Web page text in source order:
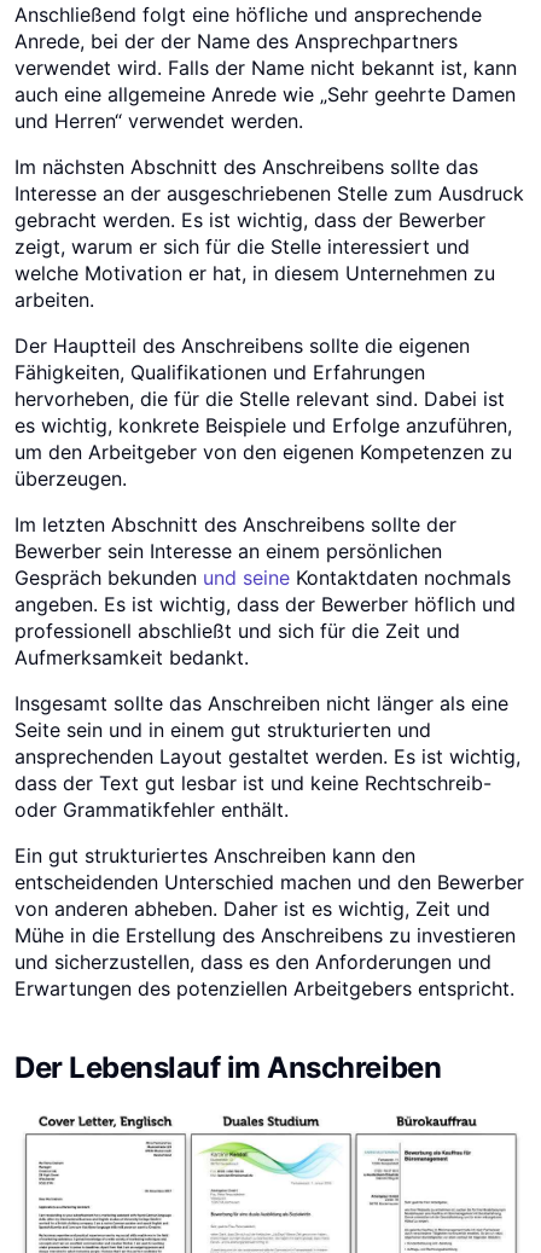
Anschließend folgt eine höfliche und ansprechende
Anrede, bei der der Name des Ansprechpartners
verwendet wird. Falls der Name nicht bekannt ist, kann
auch eine allgemeine Anrede wie „Sehr geehrte Damen
und Herren“ verwendet werden.
Im nächsten Abschnitt des Anschreibens sollte das
Interesse an der ausgeschriebenen Stelle zum Ausdruck
gebracht werden. Es ist wichtig, dass der Bewerber
zeigt, warum er sich für die Stelle interessiert und
welche Motivation er hat, in diesem Unternehmen zu
arbeiten.
Der Hauptteil des Anschreibens sollte die eigenen
Fähigkeiten, Qualifikationen und Erfahrungen
hervorheben, die für die Stelle relevant sind. Dabei ist
es wichtig, konkrete Beispiele und Erfolge anzuführen,
um den Arbeitgeber von den eigenen Kompetenzen zu
überzeugen.
Im letzten Abschnitt des Anschreibens sollte der
Bewerber sein Interesse an einem persönlichen
Gespräch bekunden und seine Kontaktdaten nochmals
angeben. Es ist wichtig, dass der Bewerber höflich und
professionell abschließt und sich für die Zeit und
Aufmerksamkeit bedankt.
Insgesamt sollte das Anschreiben nicht länger als eine
Seite sein und in einem gut strukturierten und
ansprechenden Layout gestaltet werden. Es ist wichtig,
dass der Text gut lesbar ist und keine Rechtschreib-
oder Grammatikfehler enthält.
Ein gut strukturiertes Anschreiben kann den
entscheidenden Unterschied machen und den Bewerber
von anderen abheben. Daher ist es wichtig, Zeit und
Mühe in die Erstellung des Anschreibens zu investieren
und sicherzustellen, dass es den Anforderungen und
Erwartungen des potenziellen Arbeitgebers entspricht.
Der Lebenslauf im Anschreiben